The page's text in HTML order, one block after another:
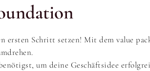
ersten Schritt setzen! Mit dem value
um deine Geschäftsidee